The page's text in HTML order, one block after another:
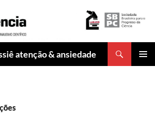
atenção & ansiedade